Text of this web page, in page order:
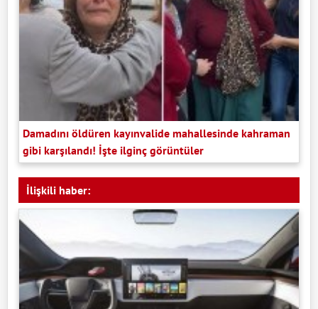
Damadını öldüren kayınvalide mahallesinde kahraman
gibi karşılandı! İşte ilginç görüntüler
İlişkili haber: